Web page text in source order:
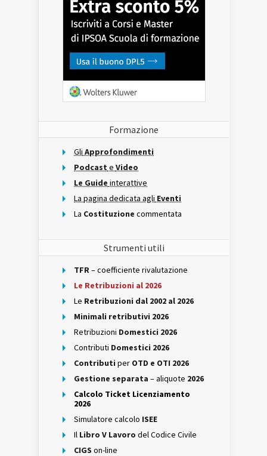
Formazione
Gli Approfondimenti
Podcast e Video
Le Guide interattive
La pagina dedicata agli Eventi
La Costituzione commentata
Strumenti utili
TFR– coefficiente rivalutazione
Le Retribuzioni al 2026
Le Retribuzioni dal 2002 al 2026
Minimali retributivi 2026
Retribuzioni Domestici 2026
Contributi Domestici 2026
Contributi per OTD e OTI 2026
Gestione separata – aliquote 2026
Calcolo Ticket Licenziamento
2026
Simulatore calcolo ISEE
Il Libro V Lavoro del Codice Civile
CIGS on-line